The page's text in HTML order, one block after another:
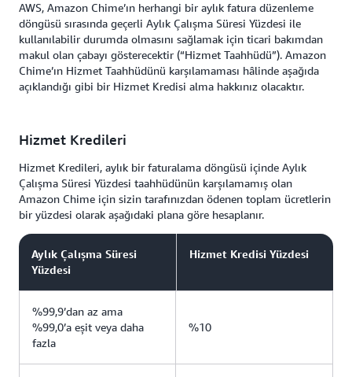
AWS, Amazon Chime’ın herhangi bir aylık fatura düzenleme
döngüsü sırasında geçerli Aylık Çalışma Süresi Yüzdesi ile
kullanılabilir durumda olmasını sağlamak için ticari bakımdan
makul olan çabayı gösterecektir (“Hizmet Taahhüdü”). Amazon
Chime’ın Hizmet Taahhüdünü karşılamaması hâlinde aşağıda
açıklandığı gibi bir Hizmet Kredisi alma hakkınız olacaktır.
Hizmet Kredileri
Hizmet Kredileri, aylık bir faturalama döngüsü içinde Aylık
Çalışma Süresi Yüzdesi taahhüdünün karşılamamış olan
Amazon Chime için sizin tarafınızdan ödenen toplam ücretlerin
bir yüzdesi olarak aşağıdaki plana göre hesaplanır.
Aylık Çalışma Süresi
Yüzdesi
Hizmet Kredisi Yüzdesi
%99,9’dan az ama
%99,0’a eşit veya daha
fazla
%10